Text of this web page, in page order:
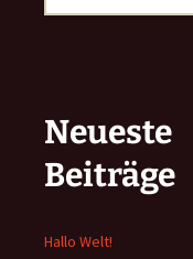
Neueste
Beiträge
Hallo Welt!